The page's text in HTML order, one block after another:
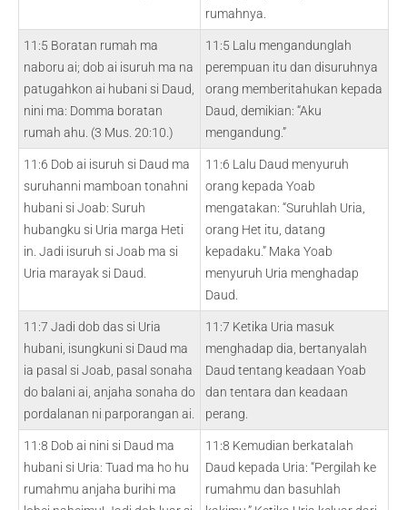
rumahnya.
11:5 Boratan rumah ma
naboru ai; dob ai isuruh ma na
patugahkon ai hubani si Daud,
nini ma: Domma boratan
rumah ahu. (3 Mus. 20:10.)
11:5 Lalu mengandunglah
perempuan itu dan disuruhnya
orang memberitahukan kepada
Daud, demikian: “Aku
mengandung.”
11:6 Dob ai isuruh si Daud ma
suruhanni mamboan tonahni
hubani si Joab: Suruh
hubangku si Uria marga Heti
in. Jadi isuruh si Joab ma si
Uria marayak si Daud.
11:6 Lalu Daud menyuruh
orang kepada Yoab
mengatakan: “Suruhlah Uria,
orang Het itu, datang
kepadaku.” Maka Yoab
menyuruh Uria menghadap
Daud.
11:7 Jadi dob das si Uria
hubani, isungkuni si Daud ma
ia pasal si Joab, pasal sonaha
do balani ai, anjaha sonaha do
pordalanan ni parporangan ai.
11:7 Ketika Uria masuk
menghadap dia, bertanyalah
Daud tentang keadaan Yoab
dan tentara dan keadaan
perang.
11:8 Dob ai nini si Daud ma
hubani si Uria: Tuad ma ho hu
rumahmu anjaha burihi ma
11:8 Kemudian berkatalah
Daud kepada Uria: “Pergilah ke
rumahmu dan basuhlah